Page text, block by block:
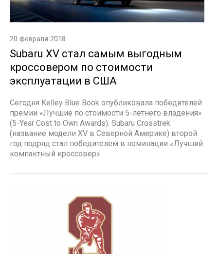
20 февраля 2018
Subaru XV стал самым выгодным
кроссовером по стоимости
эксплуатации в США
Сегодня Kelley Blue Book опубликовала победителей
премии «Лучшие по стоимости 5-летнего владения»
(5-Year Cost to Own Awards). Subaru Crosstrek
(название модели XV в Северной Америке) второй
год подряд стал победителем в номинации «Лучший
компактный кроссовер».